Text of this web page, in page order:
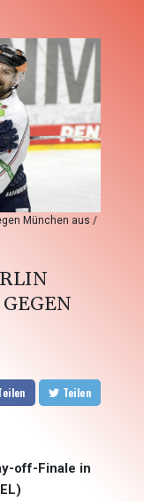
München aus /
Teilen
off-Finale in